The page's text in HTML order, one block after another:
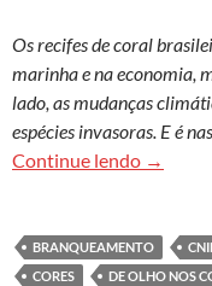
Os recifes de coral
marinha e na economia,
lado, as mudanças
espécies invasoras. E é
Continue lendo →
BRANQUEAMENTO
CORES
DE OLHO NOS